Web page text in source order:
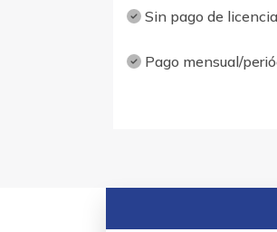
Sin pago de licencia
Pago mensual/